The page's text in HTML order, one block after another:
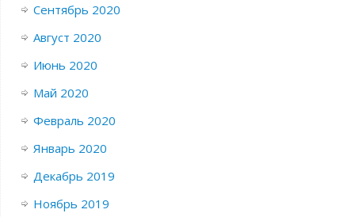
Сентябрь 2020
Август 2020
Июнь 2020
Май 2020
Февраль 2020
Январь 2020
Декабрь 2019
Ноябрь 2019